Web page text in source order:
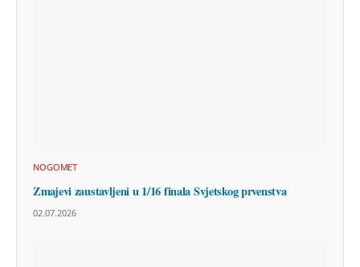
NOGOMET
Zmajevi zaustavljeni u 1/16 finala Svjetskog prvenstva
02.07.2026